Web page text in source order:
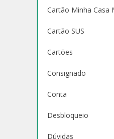
Cartão Minha Casa
Cartão SUS
Cartões
Consignado
Conta
Desbloqueio
Dúvidas